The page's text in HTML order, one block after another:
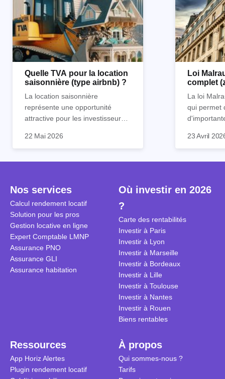
Quelle TVA pour la location
saisonnière (type airbnb) ?
La location saisonnière
représente une opportunité
attractive pour les investisseurs
patrimoine et générer des
Cependant, il est crucial de
notamment la TVA, afin
d'optimiser cette activité.
Et qu’a-t-on appris à la rentrée
la TVA est généralisé pour les
saisonnière dans certaines
conditions. On fait le point dans
cet article.
22 Mai 2026
Loi
complet
La loi
qui permet
immobilier.
historique
quelles
pour en
23 Avril
Nos services
Calcul rendement locatif
Solution pour les pros
Gestion locative en ligne
Expert Comptable LMNP
Assurance PNO
Assurance GLI
Assurance habitation
Où investir en 2026
?
Carte des rentabilités
Investir à Paris
Investir à Lyon
Investir à Marseille
Investir à Bordeaux
Investir à Lille
Investir à Toulouse
Investir à Nantes
Investir à Rouen
Biens rentables
Ressources
App Horiz Alertes
Plugin rendement locatif
À propos
Qui sommes-nous ?
Tarifs